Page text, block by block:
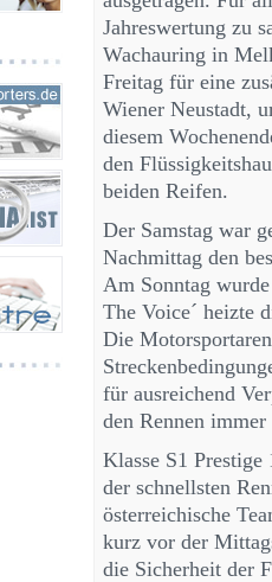
Jahreswertung zu
Wachauring in
Freitag für eine
Wiener Neustadt,
diesem
den
beiden Reifen.
Der Samstag war
Nachmittag den
Am Sonntag
The Voice´ heizte
Die
für ausreichend
den Rennen
Klasse S1
der schnellsten
österreichische
kurz vor der
die Sicherheit der